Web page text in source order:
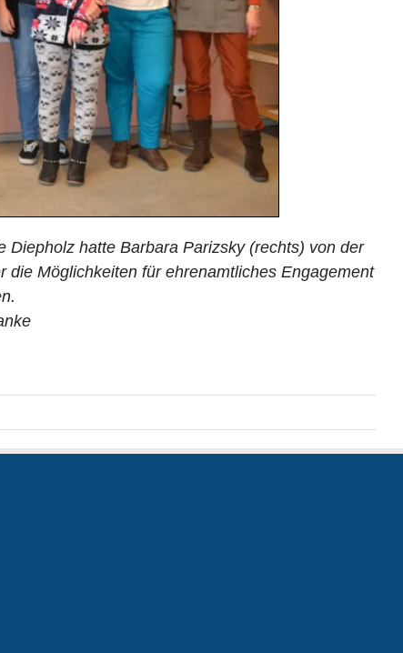
hatte Barbara Parizsky (rechts) von der
Möglichkeiten für ehrenamtliches Engagement